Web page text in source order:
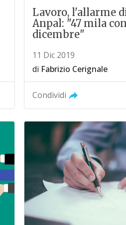
Lavoro, l'allarme
Anpal: "47 mila
dicembre"
11 Dic 2019
di Fabrizio Cerignale
Condividi